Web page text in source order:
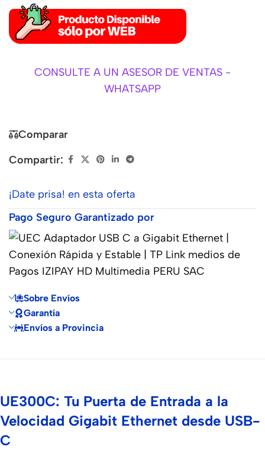
CONSULTE A UN ASESOR DE VENTAS -
WHATSAPP
Comparar
Compartir:
¡Date prisa! en esta oferta
Pago Seguro Garantizado por
Sobre Envíos
Garantía
Envíos a Provincia
UE300C: Tu Puerta de Entrada a la
Velocidad Gigabit Ethernet desde USB-
C